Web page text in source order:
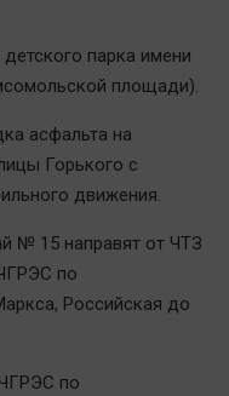
парка имени
площади).
асфальта на
Горького с
движения.
№ 15 направят от ЧТЗ
по
Российская до
по